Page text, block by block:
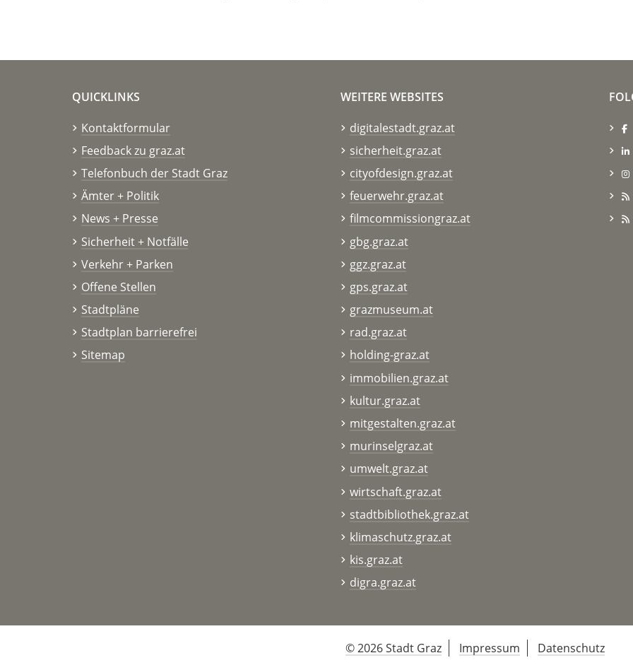
QUICKLINKS
Kontaktformular
Feedback zu graz.at
Telefonbuch der Stadt Graz
Ämter + Politik
News + Presse
Sicherheit + Notfälle
Verkehr + Parken
Offene Stellen
Stadtpläne
Stadtplan barrierefrei
Sitemap
WEITERE WEBSITES
digitalestadt.graz.at
sicherheit.graz.at
cityofdesign.graz.at
feuerwehr.graz.at
filmcommissiongraz.at
gbg.graz.at
ggz.graz.at
gps.graz.at
grazmuseum.at
rad.graz.at
holding-graz.at
immobilien.graz.at
kultur.graz.at
mitgestalten.graz.at
murinselgraz.at
umwelt.graz.at
wirtschaft.graz.at
stadtbibliothek.graz.at
klimaschutz.graz.at
kis.graz.at
digra.graz.at
© 2026 Stadt Graz Impressum Datenschutz